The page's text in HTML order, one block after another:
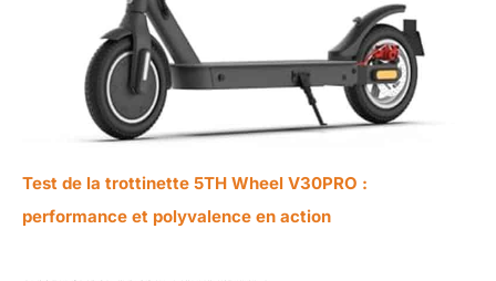
Test de la trottinette 5TH Wheel V30PRO :
performance et polyvalence en action